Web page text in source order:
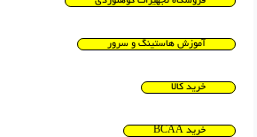
آموزش هاستینگ و سرور
خرید کالا
خرید BCAA